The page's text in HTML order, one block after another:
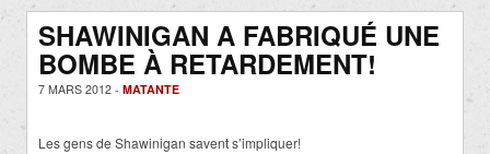
SHAWINIGAN A FABRIQUÉ UNE
BOMBE À RETARDEMENT!
7 MARS 2012 - MATANTE
Les gens de Shawinigan savent s’impliquer!